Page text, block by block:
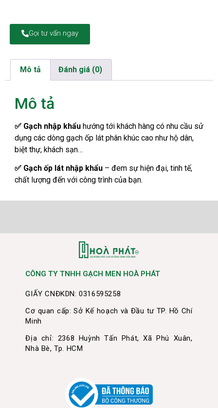
Gọi tư vấn ngay
Mô tả Đánh giá (0)
Mô tả
✅ Gạch nhập khẩu hướng tới khách hàng có nhu cầu sử
dụng các dòng gạch ốp lát phân khúc cao như hộ dân,
biệt thự, khách sạn…
✅ Gạch ốp lát nhập khẩu – đem sự hiện đại, tinh tế,
chất lượng đến với công trình của bạn.
CÔNG TY TNHH GẠCH MEN HOÀ PHÁT
GIẤY CNĐKDN: 0316595258
Cơ quan cấp: Sở Kế hoạch và Đầu tư TP. Hồ Chí
Minh
Địa chỉ: 2368 Huỳnh Tấn Phát, Xã Phú Xuân,
Nhà Bè, Tp. HCM